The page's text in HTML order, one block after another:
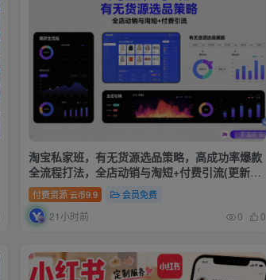
淘宝私家班，有无货源选品策略，高成功率爆款
全流程打法，全店动销与淘短+付费引流(更新
2026年08月05日)
付费资源 云币9.9 会员免费
21小时前 0 0